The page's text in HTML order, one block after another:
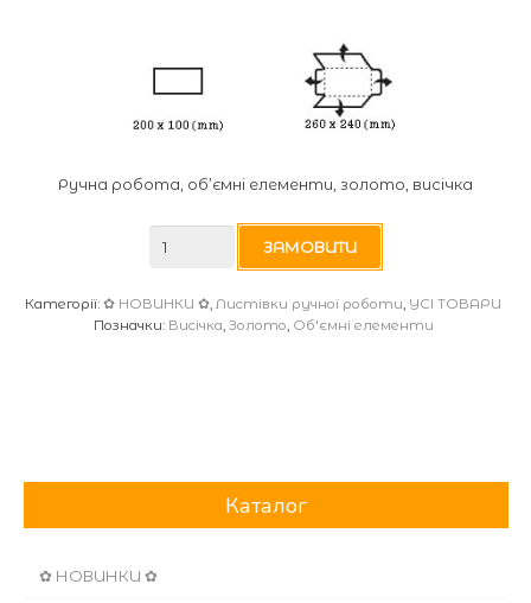
Ручна робота, об’ємні елементи, золото, висічка
Р-1251
ЗАМОВИТИ
Категорії:✿ НОВИНКИ ✿,Листівки ручної роботи, УСІ ТОВАРИ
Позначки: Висічка, Золото, Об'ємні елементи
Каталог
✿ НОВИНКИ ✿